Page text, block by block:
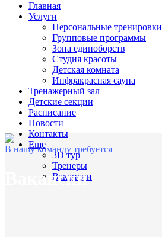
Главная
Услуги
Персональные тренировки
Групповые программы
Зона единоборств
Студия красоты
Детская комната
Инфракрасная сауна
Тренажерный зал
Детские секции
Расписание
Новости
Контакты
Еще
3D тур
Тренеры
Вакансии
В нашу команду требуется
Вакансии